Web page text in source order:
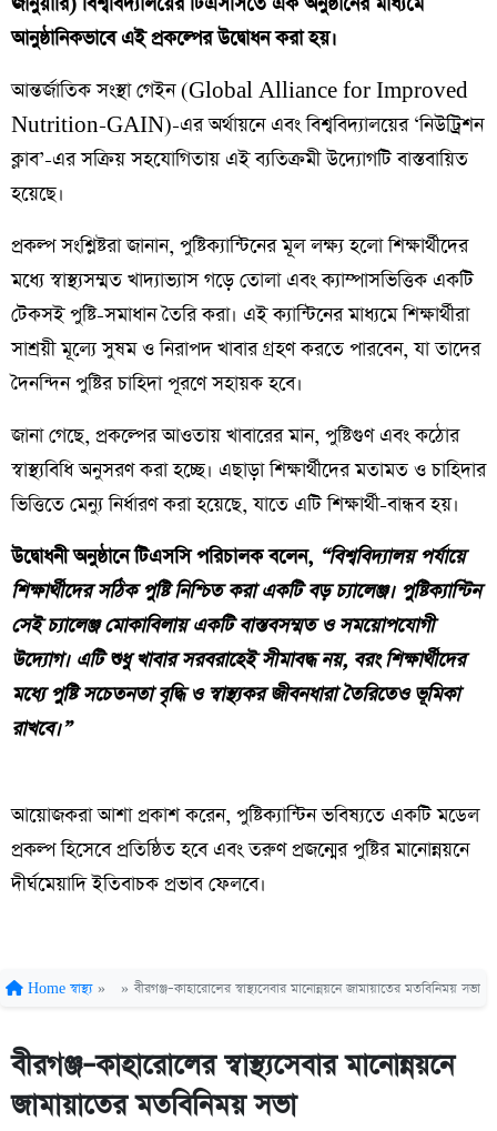
আনুষ্ঠানিকভাবে এই প্রকল্পের উদ্বোধন করা হয়।
​আন্তর্জাতিক সংস্থা গেইন (Global Alliance for Improved
Nutrition-GAIN)-এর অর্থায়নে এবং বিশ্ববিদ্যালয়ের ‘নিউট্রিশন
ক্লাব’-এর সক্রিয় সহযোগিতায় এই ব্যতিক্রমী উদ্যোগটি বাস্তবায়িত
হয়েছে।
​প্রকল্প সংশ্লিষ্টরা জানান, পুষ্টিক্যান্টিনের মূল লক্ষ্য হলো শিক্ষার্থীদের
মধ্যে স্বাস্থ্যসম্মত খাদ্যাভ্যাস গড়ে তোলা এবং ক্যাম্পাসভিত্তিক একটি
টেকসই পুষ্টি-সমাধান তৈরি করা। এই ক্যান্টিনের মাধ্যমে শিক্ষার্থীরা
সাশ্রয়ী মূল্যে সুষম ও নিরাপদ খাবার গ্রহণ করতে পারবেন, যা তাদের
দৈনন্দিন পুষ্টির চাহিদা পূরণে সহায়ক হবে।
​জানা গেছে, প্রকল্পের আওতায় খাবারের মান, পুষ্টিগুণ এবং কঠোর
স্বাস্থ্যবিধি অনুসরণ করা হচ্ছে। এছাড়া শিক্ষার্থীদের মতামত ও চাহিদার
ভিত্তিতে মেন্যু নির্ধারণ করা হয়েছে, যাতে এটি শিক্ষার্থী-বান্ধব হয়।
​উদ্বোধনী অনুষ্ঠানে টিএসসি পরিচালক বলেন, “বিশ্ববিদ্যালয় পর্যায়ে
শিক্ষার্থীদের সঠিক পুষ্টি নিশ্চিত করা একটি বড় চ্যালেঞ্জ। পুষ্টিক্যান্টিন
সেই চ্যালেঞ্জ মোকাবিলায় একটি বাস্তবসম্মত ও সময়োপযোগী
উদ্যোগ। এটি শুধু খাবার সরবরাহেই সীমাবদ্ধ নয়, বরং শিক্ষার্থীদের
মধ্যে পুষ্টি সচেতনতা বৃদ্ধি ও স্বাস্থ্যকর জীবনধারা তৈরিতেও ভূমিকা
রাখবে।”
​আয়োজকরা আশা প্রকাশ করেন, পুষ্টিক্যান্টিন ভবিষ্যতে একটি মডেল
প্রকল্প হিসেবে প্রতিষ্ঠিত হবে এবং তরুণ প্রজন্মের পুষ্টির মানোন্নয়নে
দীর্ঘমেয়াদি ইতিবাচক প্রভাব ফেলবে।
Home স্বাস্থ্য » » বীরগঞ্জ–কাহারোলের স্বাস্থ্যসেবার মানোন্নয়নে জামায়াতের মতবিনিময় সভা
বীরগঞ্জ–কাহারোলের স্বাস্থ্যসেবার মানোন্নয়নে
জামায়াতের মতবিনিময় সভা